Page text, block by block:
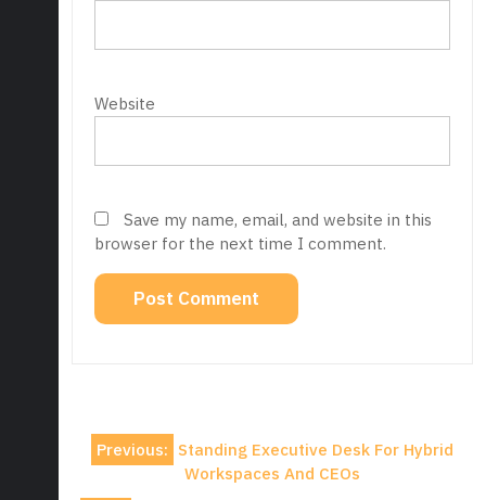
Website
Save my name, email, and website in this
browser for the next time I comment.
Post
navigation
Previous: Standing Executive Desk For Hybrid
Workspaces And CEOs